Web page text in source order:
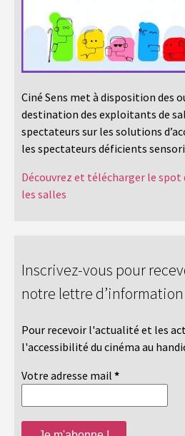
Ciné Sens met à disposition des
destination des exploitants de
spectateurs sur les solutions
les spectateurs déficients
Découvrez et télécharger le
les salles
Inscrivez-vous pour
notre lettre d’information
Pour recevoir l'actualité et les
l'accessibilité du cinéma au
Votre adresse mail *